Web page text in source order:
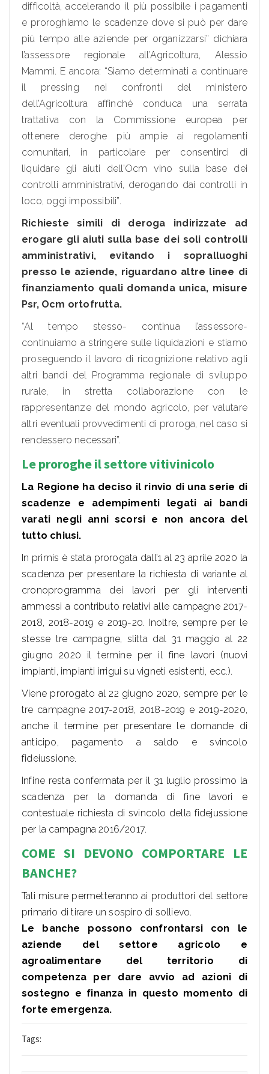
difficoltà, accelerando il più possibile i pagamenti
e proroghiamo le scadenze dove si può per dare
più tempo alle aziende per organizzarsi” dichiara
l’assessore regionale all’Agricoltura, Alessio
Mammi. E ancora: “Siamo determinati a continuare
il pressing nei confronti del ministero
dell’Agricoltura affinché conduca una serrata
trattativa con la Commissione europea per
ottenere deroghe più ampie ai regolamenti
comunitari, in particolare per consentirci di
liquidare gli aiuti dell’Ocm vino sulla base dei
controlli amministrativi, derogando dai controlli in
loco, oggi impossibili”.
Richieste simili di deroga indirizzate ad
erogare gli aiuti sulla base dei soli controlli
amministrativi, evitando i sopralluoghi
presso le aziende, riguardano altre linee di
finanziamento quali domanda unica, misure
Psr, Ocm ortofrutta.
“Al tempo stesso- continua l’assessore-
continuiamo a stringere sulle liquidazioni e stiamo
proseguendo il lavoro di ricognizione relativo agli
altri bandi del Programma regionale di sviluppo
rurale, in stretta collaborazione con le
rappresentanze del mondo agricolo, per valutare
altri eventuali provvedimenti di proroga, nel caso si
rendessero necessari”.
Le proroghe il settore vitivinicolo
La Regione ha deciso il rinvio di una serie di
scadenze e adempimenti legati ai bandi
varati negli anni scorsi e non ancora del
tutto chiusi.
In primis è stata prorogata dall’1 al 23 aprile 2020 la
scadenza per presentare la richiesta di variante al
cronoprogramma dei lavori per gli interventi
ammessi a contributo relativi alle campagne 2017-
2018, 2018-2019 e 2019-20. Inoltre, sempre per le
stesse tre campagne, slitta dal 31 maggio al 22
giugno 2020 il termine per il fine lavori (nuovi
impianti, impianti irrigui su vigneti esistenti, ecc.).
Viene prorogato al 22 giugno 2020, sempre per le
tre campagne 2017-2018, 2018-2019 e 2019-2020,
anche il termine per presentare le domande di
anticipo, pagamento a saldo e svincolo
fideiussione.
Infine resta confermata per il 31 luglio prossimo la
scadenza per la domanda di fine lavori e
contestuale richiesta di svincolo della fidejussione
per la campagna 2016/2017.
COME SI DEVONO COMPORTARE LE
BANCHE?
Tali misure permetteranno ai produttori del settore
primario di tirare un sospiro di sollievo.
Le banche possono confrontarsi con le
aziende del settore agricolo e
agroalimentare del territorio di
competenza per dare avvio ad azioni di
sostegno e finanza in questo momento di
forte emergenza.
Tags: